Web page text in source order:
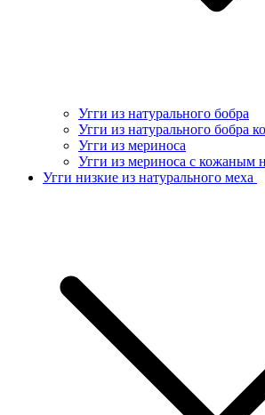
Угги из натурального бобра
Угги из натурального бобра
Угги из мериноса
Угги из мериноса с кожаным
Угги низкие из натурального меха